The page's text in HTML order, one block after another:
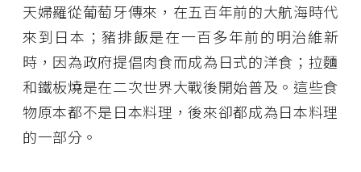
天婦羅從葡萄牙傳來，在五百年前的大航海時代
來到日本；豬排飯是在一百多年前的明治維新
時，因為政府提倡肉食而成為日式的洋食；拉麵
和鐵板燒是在二次世界大戰後開始普及。這些食
物原本都不是日本料理，後來卻都成為日本料理
的一部分。